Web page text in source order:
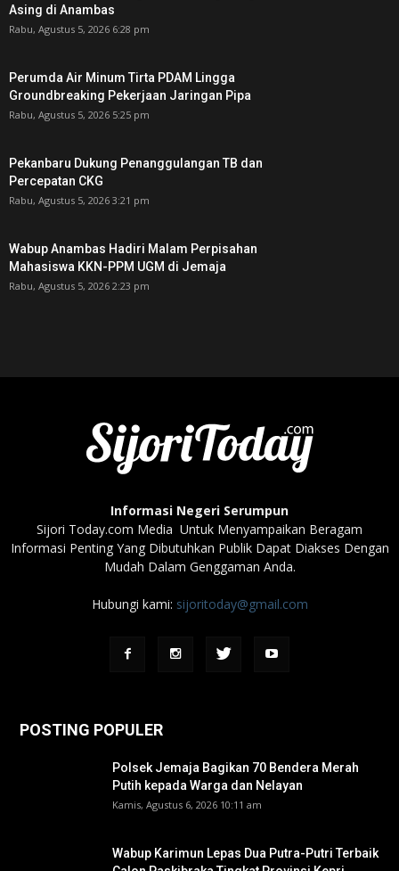
Asing di Anambas ‎
Rabu, Agustus 5, 2026 6:28 pm
Perumda Air Minum Tirta PDAM Lingga
Groundbreaking Pekerjaan Jaringan Pipa
Rabu, Agustus 5, 2026 5:25 pm
Pekanbaru Dukung Penanggulangan TB dan
Percepatan CKG
Rabu, Agustus 5, 2026 3:21 pm
Wabup Anambas Hadiri Malam Perpisahan
Mahasiswa KKN-PPM UGM di Jemaja ‎
Rabu, Agustus 5, 2026 2:23 pm
Informasi Negeri Serumpun
Sijori Today.com Media Untuk Menyampaikan Beragam
Informasi Penting Yang Dibutuhkan Publik Dapat Diakses Dengan
Mudah Dalam Genggaman Anda.
Hubungi kami: sijoritoday@gmail.com
POSTING POPULER
Polsek Jemaja Bagikan 70 Bendera Merah
Putih kepada Warga dan Nelayan
Kamis, Agustus 6, 2026 10:11 am
Wabup Karimun Lepas Dua Putra-Putri Terbaik